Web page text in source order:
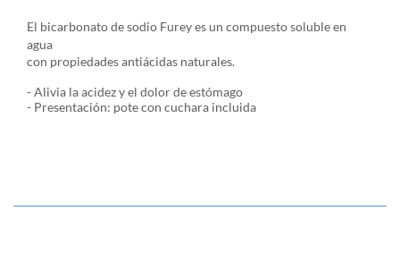
El bicarbonato de sodio Furey es un compuesto soluble en
agua
con propiedades antiácidas naturales.
- Alivia la acidez y el dolor de estómago
- Presentación: pote con cuchara incluida